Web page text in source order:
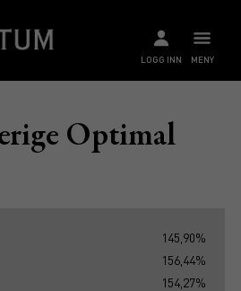
MENY
LOGG INN
Optimal
145,90%
156,44%
154,27%